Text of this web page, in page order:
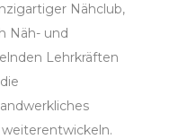
Nähclub,
Näh- und
Lehrkräften